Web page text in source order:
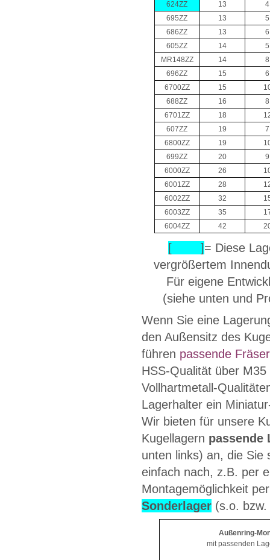
624ZZ 13
4
695ZZ
13
5
686ZZ
13
6
605ZZ
14
5
MR148ZZ
14
8
696ZZ
15
6
6700ZZ
15
688ZZ
16
8
6701ZZ
18
607ZZ
19
7
6800ZZ
19
699ZZ
20
9
6000ZZ
26
6001ZZ
28
6002ZZ
32
6003ZZ
35
6004ZZ
42
[ ]= Diese
vergrößertem
Für eigene
(siehe unten und
Wenn Sie eine
den Außensitz des
führen passende Fräser
HSS-Qualität über
Vollhartmetall-
Lagerhalter ein
Wir bieten für unsere
Kugellagern passende
unten links) an, die Sie
einfach nach, z.B. per
Montagemöglichkeit
Sonderlager (s.o.
Außenring-
mit passenden